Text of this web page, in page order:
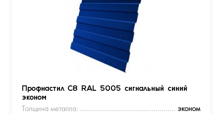
Профнастил С8 RAL 5005 сигнальный синий
эконом
Толщина металла:
эконом